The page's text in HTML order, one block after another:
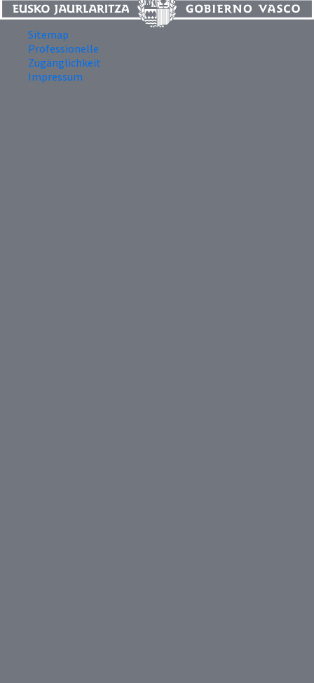
Sitemap
Professionelle
Zugänglichkeit
Impressum